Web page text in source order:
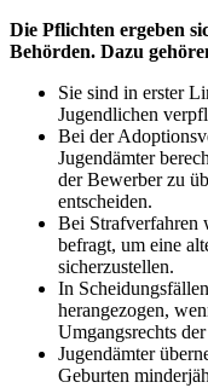
Die Pflichten ergeben
Behörden. Dazu
Sie sind in erster
Jugendlichen
Bei der
Jugendämter
der Bewerber zu
entscheiden.
Bei Strafverfahren
befragt, um eine
sicherzustellen.
In
herangezogen,
Umgangsrechts
Jugendämter
Geburten